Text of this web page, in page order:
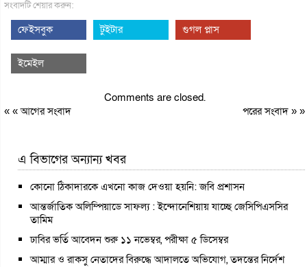
সংবাদটি শেয়ার করুন:
ফেইসবুক টুইটার গুগল প্লাস
ইমেইল
Comments are closed.
« «আগের সংবাদ পরের সংবাদ» »
এ বিভাগের অন্যান্য খবর
কোনো ঠিকাদারকে এখনো কাজ দেওয়া হয়নি: জবি প্রশাসন
আন্তর্জাতিক অলিম্পিয়াডে সাফল্য : ইন্দোনেশিয়ায় যাচ্ছে জেসিপিএসসির
তামিম
ঢাবির ভর্তি আবেদন শুরু ১১ নভেম্বর, পরীক্ষা ৫ ডিসেম্বর
আম্মার ও রাকসু নেতাদের বিরুদ্ধে আদালতে অভিযোগ, তদন্তের নির্দেশ